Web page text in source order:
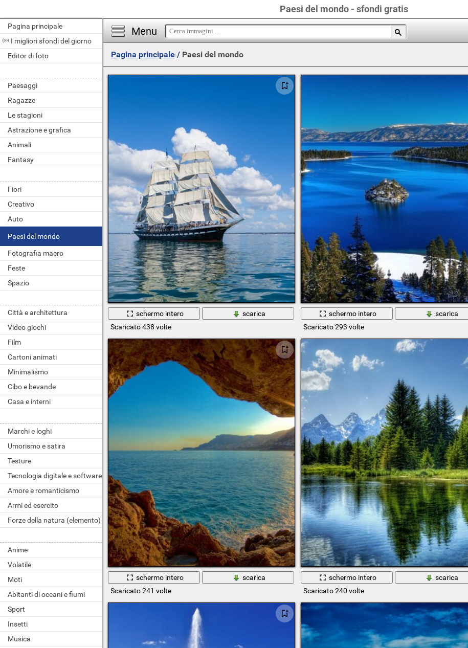
Paesi del mondo - sfondi gratis
Pagina principale
I migliori sfondi del giorno
Editor di foto
Paesaggi
Ragazze
Le stagioni
Astrazione e grafica
Animali
Fantasy
Fiori
Creativo
Auto
Paesi del mondo
Fotografia macro
Feste
Spazio
Città e architettura
Video giochi
Film
Cartoni animati
Minimalismo
Cibo e bevande
Casa e interni
Marchi e loghi
Umorismo e satira
Testure
Tecnologia digitale e software
Amore e romanticismo
Armi ed esercito
Forze della natura (elemento)
Anime
Volatile
Moti
Abitanti di oceani e fiumi
Sport
Insetti
Musica
Menu
Pagina principale/ Paesi del mondo
schermo intero
scarica
Scaricato 438 volte
schermo intero
scarica
Scaricato 293 volte
schermo intero
scarica
Scaricato 241 volte
schermo intero
scarica
Scaricato 240 volte